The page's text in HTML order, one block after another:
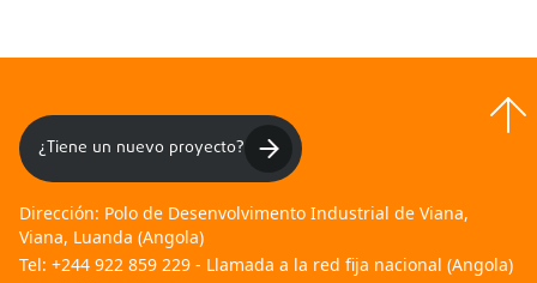
¿Tiene un nuevo proyecto?
Dirección: Polo de Desenvolvimento Industrial de Viana,
Viana, Luanda (Angola)
Tel: +244 922 859 229 - Llamada a la red fija nacional (Angola)